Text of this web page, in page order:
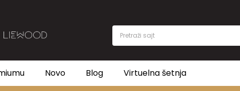
Pretraži sajt
Novo Blog Virtuelna šetnja